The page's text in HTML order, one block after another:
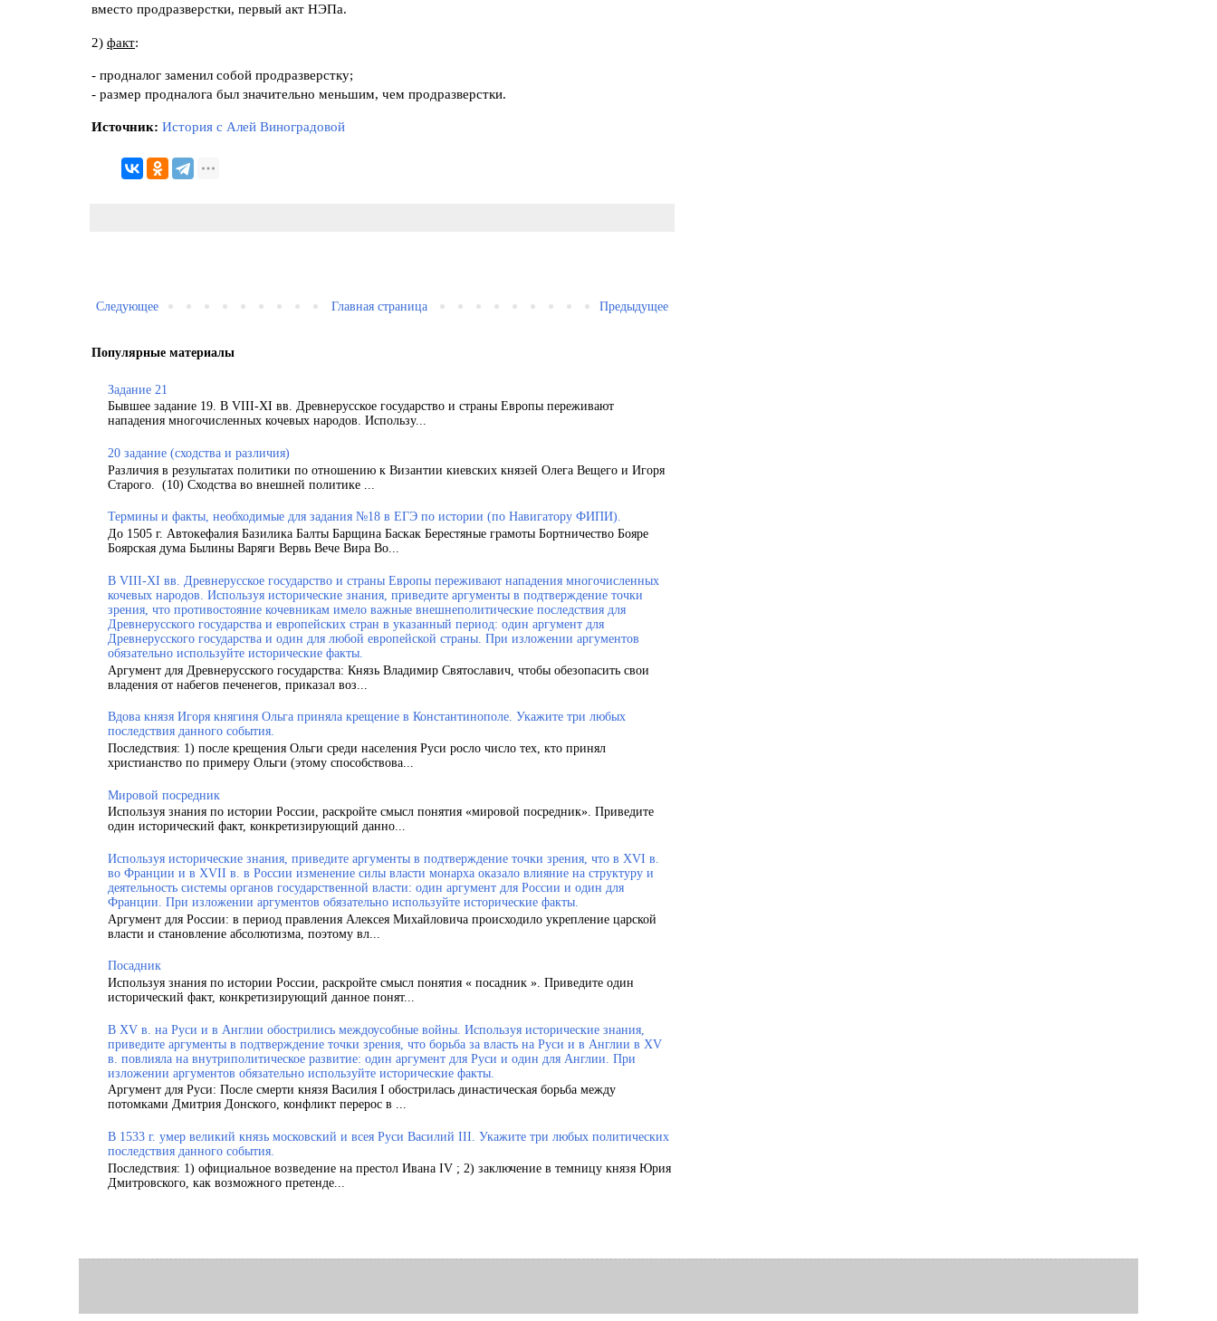
вместо продразверстки, первый акт НЭПа.
2) факт:
- продналог заменил собой продразверстку;
- размер продналога был значительно меньшим, чем продразверстки.
Источник: История с Алей Виноградовой
Следующее Предыдущее
Главная страница
Популярные материалы
Задание 21
Бывшее задание 19. В VIII-XI вв. Древнерусское государство и страны Европы переживают
нападения многочисленных кочевых народов. Использу...
20 задание (сходства и различия)
Различия в результатах политики по отношению к Византии киевских князей Олега Вещего и Игоря
Старого. (10) Сходства во внешней политике ...
Термины и факты, необходимые для задания №18 в ЕГЭ по истории (по Навигатору ФИПИ).
До 1505 г. Автокефалия Базилика Балты Барщина Баскак Берестяные грамоты Бортничество Бояре
Боярская дума Былины Варяги Вервь Вече Вира Во...
В VIII-XI вв. Древнерусское государство и страны Европы переживают нападения многочисленных
кочевых народов. Используя исторические знания, приведите аргументы в подтверждение точки
зрения, что противостояние кочевникам имело важные внешнеполитические последствия для
Древнерусского государства и европейских стран в указанный период: один аргумент для
Древнерусского государства и один для любой европейской страны. При изложении аргументов
обязательно используйте исторические факты.
Аргумент для Древнерусского государства: Князь Владимир Святославич, чтобы обезопасить свои
владения от набегов печенегов, приказал воз...
Вдова князя Игоря княгиня Ольга приняла крещение в Константинополе. Укажите три любых
последствия данного события.
Последствия: 1) после крещения Ольги среди населения Руси росло число тех, кто принял
христианство по примеру Ольги (этому способствова...
Мировой посредник
Используя знания по истории России, раскройте смысл понятия «мировой посредник». Приведите
один исторический факт, конкретизирующий данно...
Используя исторические знания, приведите аргументы в подтверждение точки зрения, что в XVI в.
во Франции и в XVII в. в России изменение силы власти монарха оказало влияние на структуру и
деятельность системы органов государственной власти: один аргумент для России и один для
Франции. При изложении аргументов обязательно используйте исторические факты.
Аргумент для России: в период правления Алексея Михайловича происходило укрепление царской
власти и становление абсолютизма, поэтому вл...
Посадник
Используя знания по истории России, раскройте смысл понятия « посадник ». Приведите один
исторический факт, конкретизирующий данное понят...
В XV в. на Руси и в Англии обострились междоусобные войны. Используя исторические знания,
приведите аргументы в подтверждение точки зрения, что борьба за власть на Руси и в Англии в XV
в. повлияла на внутриполитическое развитие: один аргумент для Руси и один для Англии. При
изложении аргументов обязательно используйте исторические факты.
Аргумент для Руси: После смерти князя Василия I обострилась династическая борьба между
потомками Дмитрия Донского, конфликт перерос в ...
В 1533 г. умер великий князь московский и всея Руси Василий III. Укажите три любых политических
последствия данного события.
Последствия: 1) официальное возведение на престол Ивана IV ; 2) заключение в темницу князя Юрия
Дмитровского, как возможного претенде...